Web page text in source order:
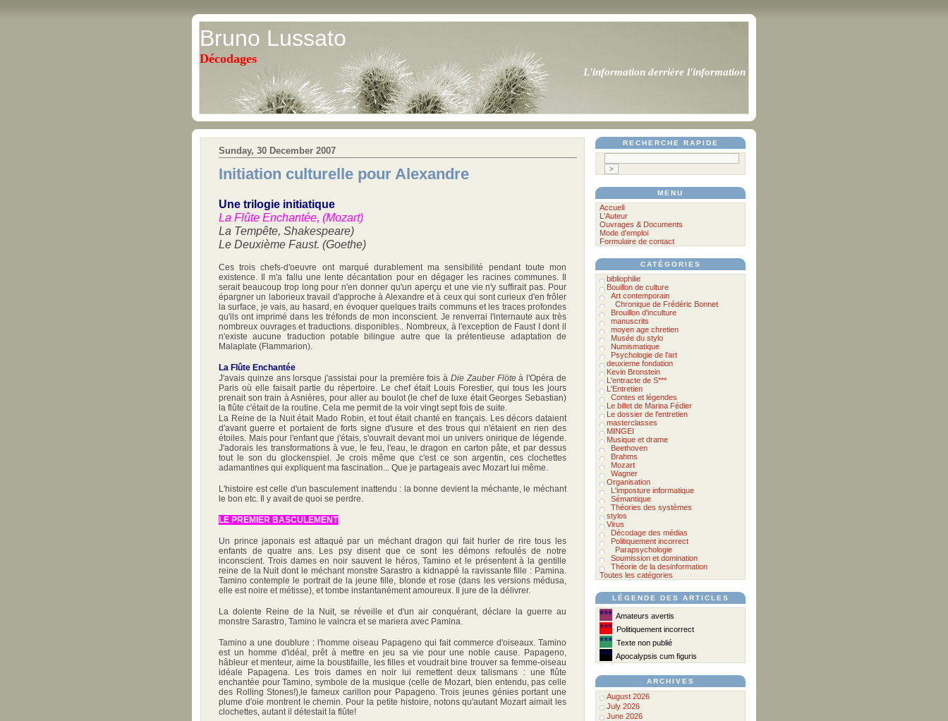
Bruno Lussato
Décodages
L'information derrière l'information
Sunday, 30 December 2007
Initiation culturelle pour Alexandre
Une trilogie initiatique
La Flûte Enchantée, (Mozart)
La Tempête, Shakespeare)
Le Deuxième Faust. (Goethe)
Ces trois chefs-d'oeuvre ont marqué durablement ma sensibilité pendant toute mon
existence. Il m'a fallu une lente décantation pour en dégager les racines communes. Il
serait beaucoup trop long pour n'en donner qu'un aperçu et une vie n'y suffirait pas. Pour
épargner un laborieux travail d'approche à Alexandre et à ceux qui sont curieux d'en frôler
la surface, je vais, au hasard, en évoquer quelques traits communs et les traces profondes
qu'ils ont imprimé dans les tréfonds de mon inconscient. Je renverrai l'internaute aux très
nombreux ouvrages et traductions. disponibles.. Nombreux, à l'exception de Faust I dont il
n'existe aucune traduction potable bilingue autre que la prétentieuse adaptation de
Malaplate (Flammarion).
La Flûte Enchantée
J'avais quinze ans lorsque j'assistai pour la première fois à Die Zauber Flöteà l'Opéra de
Paris où elle faisait partie du répertoire. Le chef était Louis Forestier, qui tous les jours
prenait son train à Asnières, pour aller au boulot (le chef de luxe était Georges Sebastian)
la flûte c'était de la routine. Cela me permit de la voir vingt sept fois de suite.
La Reine de la Nuit était Mado Robin, et tout était chanté en français. Les décors dataient
d'avant guerre et portaient de forts signe d'usure et des trous qui n'étaient en rien des
étoiles. Mais pour l'enfant que j'étais, s'ouvrait devant moi un univers onirique de légende.
J'adorais les transformations à vue, le feu, l'eau, le dragon en carton pâte, et par dessus
tout le son du glockenspiel. Je crois même que c'est ce son argentin, ces clochettes
adamantines qui expliquent ma fascination... Que je partageais avec Mozart lui même.
L'histoire est celle d'un basculement inattendu : la bonne devient la méchante, le méchant
le bon etc. Il y avait de quoi se perdre.
LE PREMIER BASCULEMENT
Un prince japonais est attaqué par un méchant dragon qui fait hurler de rire tous les
enfants de quatre ans. Les psy disent que ce sont les démons refoulés de notre
inconscient. Trois dames en noir sauvent le héros, Tamino et le présentent à la gentille
reine de la Nuit dont le méchant monstre Sarastro a kidnappé la ravissante fille : Pamina.
Tamino contemple le portrait de la jeune fille, blonde et rose (dans les versions médusa,
elle est noire et métisse), et tombe instantanément amoureux. Il jure de la délivrer.
La dolente Reine de la Nuit, se réveille et d'un air conquérant, déclare la guerre au
monstre Sarastro, Tamino le vaincra et se mariera avec Pamina.
Tamino a une doublure : l'homme oiseau Papageno qui fait commerce d'oiseaux. Tamino
est un homme d'idéal, prêt à mettre en jeu sa vie pour une noble cause. Papageno,
hâbleur et menteur, aime la boustifaille, les filles et voudrait bine trouver sa femme-oiseau
idéale Papagena. Les trois dames en noir lui remettent deux talismans : une flûte
enchantée pour Tamino, symbole de la musique (celle de Mozart, bien entendu, pas celle
des Rolling Stones!),le fameux carillon pour Papageno. Trois jeunes génies portant une
plume d'oie montrent le chemin. Pour la petite histoire, notons qu'autant Mozart aimait les
clochettes, autant il détestait la flûte!
RECHERCHE RAPIDE
MENU
Accueil
L'Auteur
Ouvrages & Documents
Mode d'emploi
Formulaire de contact
CATÉGORIES
bibliophilie
Bouillon de culture
Art contemporain
Chronique de Frédéric Bonnet
Brouillon d'inculture
manuscrits
moyen age chretien
Musée du stylo
Numismatique
Psychologie de l'art
deuxieme fondation
Kevin Bronstein
L'entracte de S***
L'Entretien
Contes et légendes
Le billet de Marina Fédier
Le dossier de l'entretien
masterclasses
MINGEI
Musique et drame
Beethoven
Brahms
Mozart
Wagner
Organisation
L'imposture informatique
Sémantique
Théories des systèmes
stylos
Virus
Décodage des médias
Politiquement incorrect
Parapsychologie
Soumission et domination
Théorie de la desinformation
Toutes les catégories
LÉGENDE DES ARTICLES
*** Amateurs avertis
*** Politiquement incorrect
*** Texte non publié
*** Apocalypsis cum figuris
ARCHIVES
August 2026
July 2026
June 2026